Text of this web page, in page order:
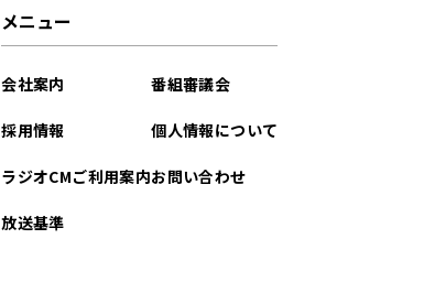
2024年07月
メニュー
会社案内
採用情報
ラジオCMご利用案内
放送基準
番組審議会
個人情報について
お問い合わせ